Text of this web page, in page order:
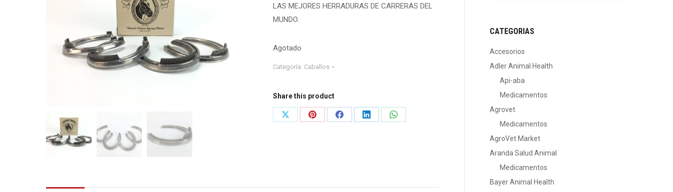
LAS MEJORES HERRADURAS DE CARRERAS DEL
MUNDO.
Agotado
Categoría: Caballos
Share this product
Share
Share
Share
Share
Share
CATEGORIAS
Accesorios
Adler Animal Health
Api-aba
Medicamentos
Agrovet
Medicamentos
AgroVet Market
Aranda Salud Animal
Medicamentos
Bayer Animal Health